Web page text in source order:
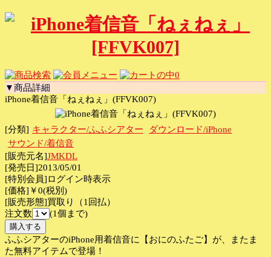
0
▼商品詳細
iPhone着信音「ねぇねぇ」(FFVK007)
[分類] キャラクター/ふふシアター
ダウンロード/iPhone
サウンド/着信音
[販売元名]JMKDL
[発売日]2013/05/01
[特別会員]ログイン時表示
[価格]￥0(税別)
[販売形態]買取り（1回払）
注文数
(1個まで)
ふふシアターのiPhone用着信音に【おにのふたご】が、またま
た無料アイテムで登場！